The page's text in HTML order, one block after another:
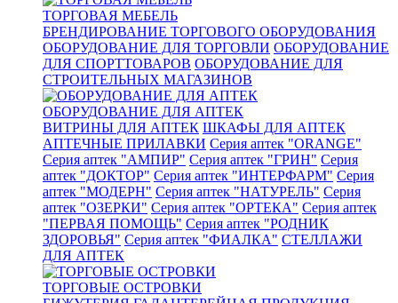
ТОРГОВАЯ МЕБЕЛЬ
БРЕНДИРОВАНИЕ ТОРГОВОГО ОБОРУДОВАНИЯ
ОБОРУДОВАНИЕ ДЛЯ ТОРГОВЛИ ОБОРУДОВАНИЕ
ДЛЯ СПОРТТОВАРОВ ОБОРУДОВАНИЕ ДЛЯ
СТРОИТЕЛЬНЫХ МАГАЗИНОВ
ОБОРУДОВАНИЕ ДЛЯ АПТЕК
ВИТРИНЫ ДЛЯ АПТЕК ШКАФЫ ДЛЯ АПТЕК
АПТЕЧНЫЕ ПРИЛАВКИ Серия аптек "ORANGE"
Серия аптек "АМПИР" Серия аптек "ГРИН" Серия
аптек "ДОКТОР" Серия аптек "ИНТЕРФАРМ" Серия
аптек "МОДЕРН" Серия аптек "НАТУРЕЛЬ" Серия
аптек "ОЗЕРКИ" Серия аптек "ОРТЕКА" Серия аптек
"ПЕРВАЯ ПОМОЩЬ" Серия аптек "РОДНИК
ЗДОРОВЬЯ" Серия аптек "ФИАЛКА" СТЕЛЛАЖИ
ДЛЯ АПТЕК
ТОРГОВЫЕ ОСТРОВКИ